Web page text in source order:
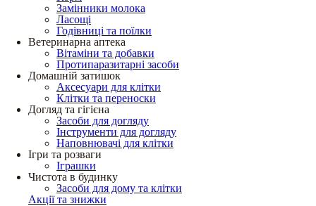
Замінники молока
Ласощі
Годівниці та поїлки
Ветеринарна аптека
Вітаміни та добавки
Протипаразитарні засоби
Домашній затишок
Аксесуари для клітки
Клітки та переноски
Догляд та гігієна
Засоби для догляду
Інструменти для догляду
Наповнювачі для клітки
Ігри та розваги
Іграшки
Чистота в будинку
Засоби для дому та клітки
Акції та знижки